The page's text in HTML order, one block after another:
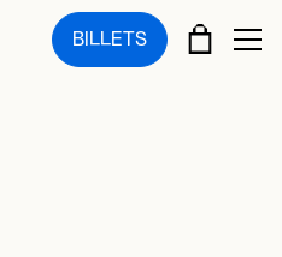
BILLETS PANIER